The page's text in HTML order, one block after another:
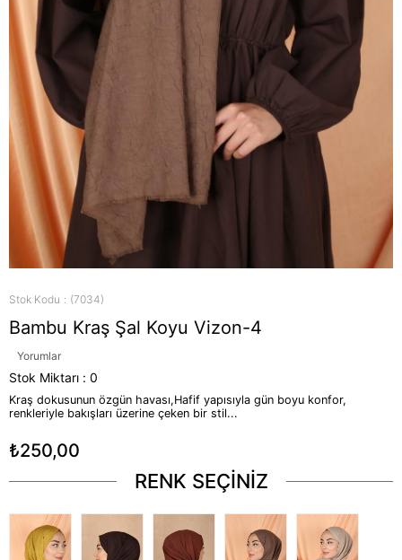
Stok Kodu (7034)
Bambu Kraş Şal Koyu Vizon-4
Yorumlar
Stok Miktarı : 0
Kraş dokusunun özgün havası,Hafif yapısıyla gün boyu konfor,
renkleriyle bakışları üzerine çeken bir stil...
₺250,00
RENK SEÇİNİZ